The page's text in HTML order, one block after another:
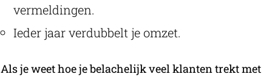
vermeldingen.
Ieder jaar verdubbelt je omzet.
Als je weet hoe je belachelijk veel klanten trekt met